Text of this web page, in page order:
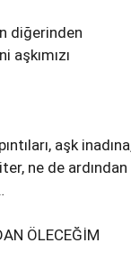
diğerinden
aşkımızı
aşk
ne de
ÖLECEĞİM